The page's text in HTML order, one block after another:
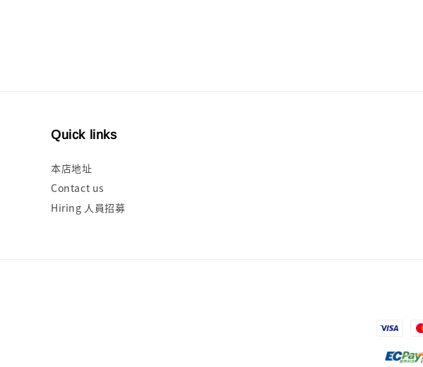
Quick links
本店地址
Contact us
Hiring 人員招募